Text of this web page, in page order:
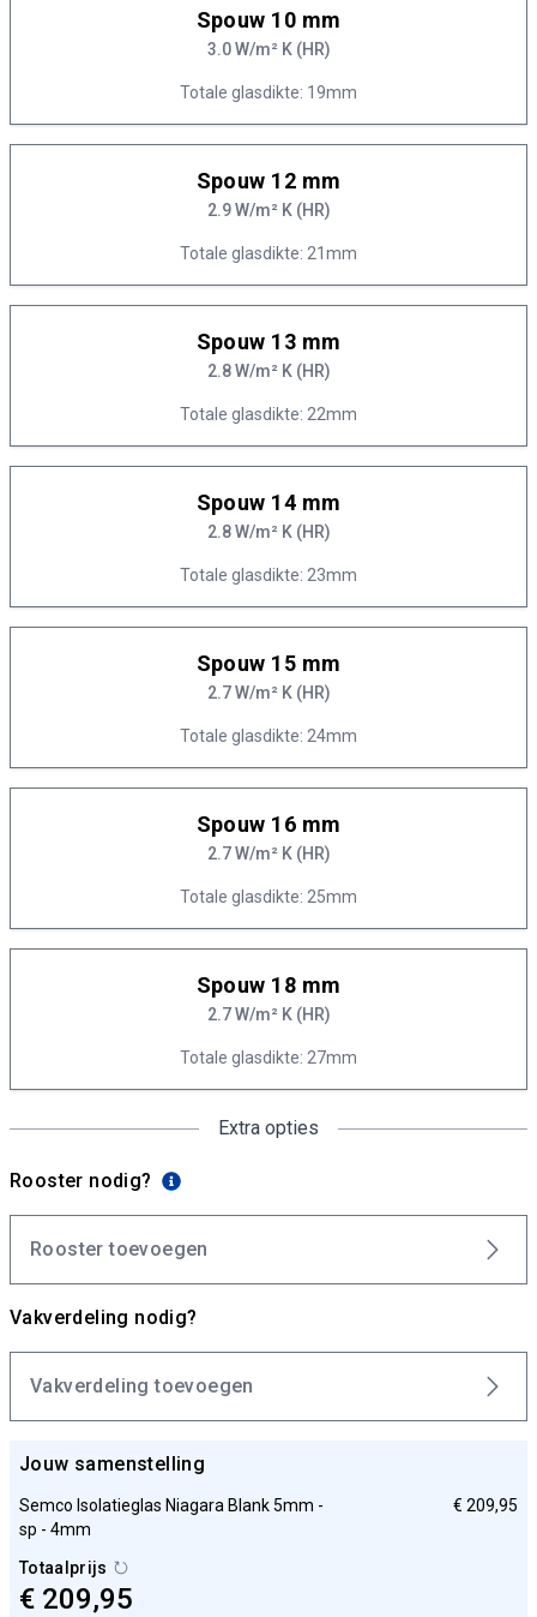
Spouw 10 mm
3.0 W/m² K (HR)
Totale glasdikte: 19mm
Spouw 12 mm
2.9 W/m² K (HR)
Totale glasdikte: 21mm
Spouw 13 mm
2.8 W/m² K (HR)
Totale glasdikte: 22mm
Spouw 14 mm
2.8 W/m² K (HR)
Totale glasdikte: 23mm
Spouw 15 mm
2.7 W/m² K (HR)
Totale glasdikte: 24mm
Spouw 16 mm
2.7 W/m² K (HR)
Totale glasdikte: 25mm
Spouw 18 mm
2.7 W/m² K (HR)
Totale glasdikte: 27mm
Extra opties
Rooster nodig?
Rooster toevoegen
Vakverdeling nodig?
Vakverdeling toevoegen
Jouw samenstelling
Semco Isolatieglas Niagara Blank 5mm -
sp - 4mm
€ 209,95
Totaalprijs
€ 209,95